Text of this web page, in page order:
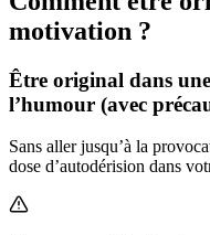
motivation ?
Être original dans
l’humour (avec
Sans aller jusqu’à la
dose d’autodérision dans